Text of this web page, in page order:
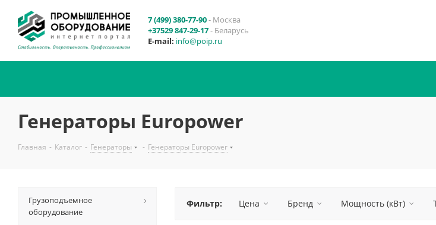
7 (499) 380-77-90- Москва
+37529 847-29-17- Беларусь
E-mail: info@poip.ru
Генераторы Europower
Главная - Каталог - Генераторы - Генераторы Europower
Фильтр: Цена Бренд Мощность (кВт)
Грузоподъемное
оборудование